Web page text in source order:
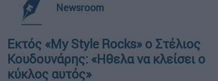
Newsroom
Εκτός «My Style Rocks» ο Στέλιος
Κουδουνάρης: «Ηθελα να κλείσει ο
κύκλος αυτός»